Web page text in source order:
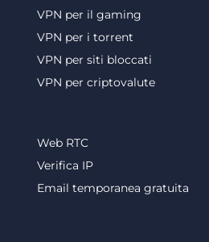
VPN per il gaming
VPN per i torrent
VPN per siti bloccati
VPN per criptovalute
Web RTC
Verifica IP
Email temporanea gratuita